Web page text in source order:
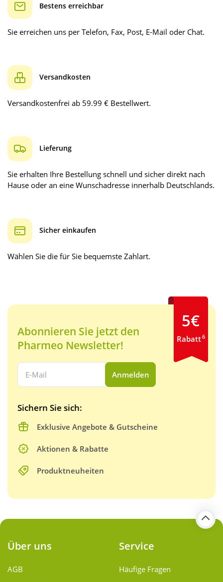
Bestens erreichbar
Sie erreichen uns per Telefon, Fax, Post, E-Mail oder Chat.
Versandkosten
Versandkostenfrei ab 59.99 € Bestellwert.
Lieferung
Sie erhalten Ihre Bestellung schnell und sicher direkt nach
Hause oder an eine Wunschadresse innerhalb Deutschlands.
Sicher einkaufen
Wählen Sie die für Sie bequemste Zahlart.
Abonnieren Sie jetzt den
Pharmeo Newsletter!
Ihre E-Mail Adresse:
Anmelden
Sichern Sie sich:
Exklusive Angebote & Gutscheine
Aktionen & Rabatte
Produktneuheiten
5€
Rabatt6
Über uns
AGB
Service
Häufige Fragen